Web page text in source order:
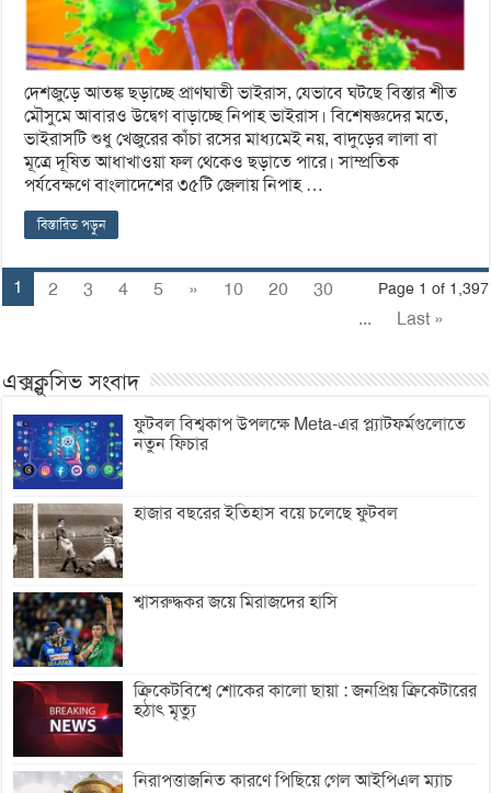
দেশজুড়ে আতঙ্ক ছড়াচ্ছে প্রাণঘাতী ভাইরাস, যেভাবে ঘটছে বিস্তার শীত
মৌসুমে আবারও উদ্বেগ বাড়াচ্ছে নিপাহ ভাইরাস। বিশেষজ্ঞদের মতে,
ভাইরাসটি শুধু খেজুরের কাঁচা রসের মাধ্যমেই নয়, বাদুড়ের লালা বা
মূত্রে দূষিত আধাখাওয়া ফল থেকেও ছড়াতে পারে। সাম্প্রতিক
পর্যবেক্ষণে বাংলাদেশের ৩৫টি জেলায় নিপাহ …
বিস্তারিত পড়ুন
Page 1 of 1,397
1 2 3 4 5 » 10 20
30
...
Last »
এক্সক্লুসিভ সংবাদ
ফুটবল বিশ্বকাপ উপলক্ষে Meta-এর প্ল্যাটফর্মগুলোতে
নতুন ফিচার
হাজার বছরের ইতিহাস বয়ে চলেছে ফুটবল
শ্বাসরুদ্ধকর জয়ে মিরাজদের হাসি
ক্রিকেটবিশ্বে শোকের কালো ছায়া : জনপ্রিয় ক্রিকেটারের
হঠাৎ মৃত্যু
নিরাপত্তাজনিত কারণে পিছিয়ে গেল আইপিএল ম্যাচ